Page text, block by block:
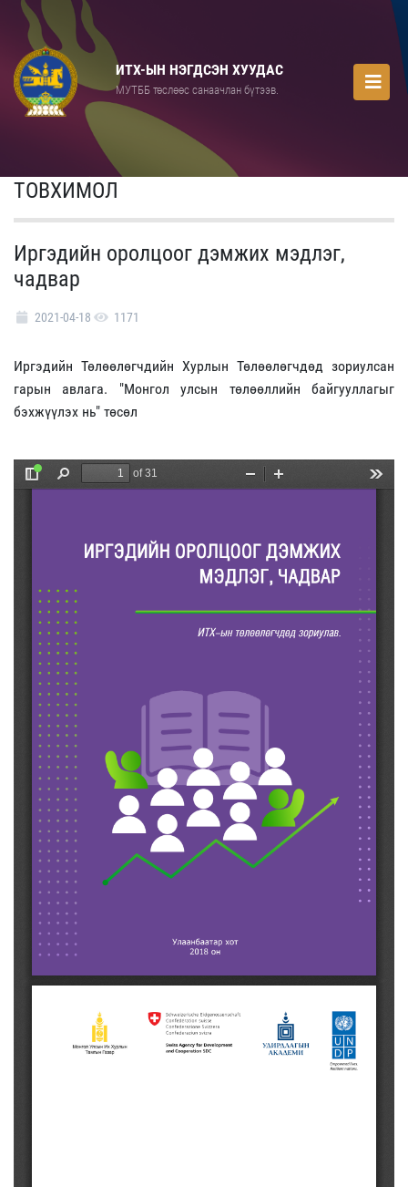
ИТХ-ЫН НЭГДСЭН ХУУДАС
МУТББ төслөөс санаачлан бүтээв.
ТОВХИМОЛ
Иргэдийн оролцоог дэмжих мэдлэг,
чадвар
2021-04-18 1171
Иргэдийн Төлөөлөгчдийн Хурлын Төлөөлөгчдөд зориулсан
гарын авлага. "Монгол улсын төлөөллийн байгууллагыг
бэхжүүлэх нь" төсөл